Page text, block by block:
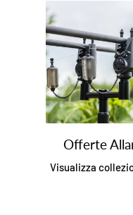
Offerte
Visualizza